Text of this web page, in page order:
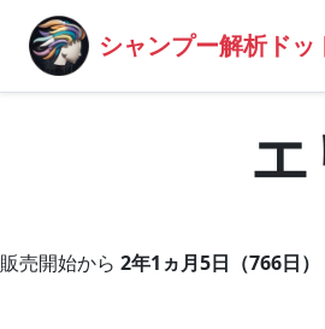
シャンプー解析ドッ
販売開始から 2年1ヵ月5日（766日）